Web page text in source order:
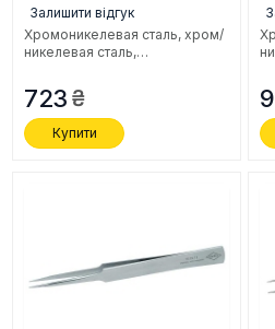
Залишити відгук
Хромоникелевая сталь, хром/
никелевая сталь,
105 мм.
723
Купити